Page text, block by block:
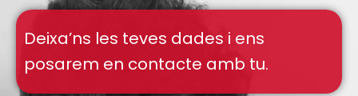
Deixa’ns les teves dades i ens
posarem en contacte amb tu.